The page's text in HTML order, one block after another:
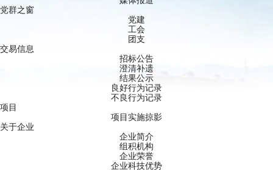
党群之窗
党建
工会
团支
交易信息
招标公告
澄清补遗
结果公示
良好行为记录
不良行为记录
项目
项目实施掠影
关于企业
企业简介
组积机构
企业荣誉
企业科技优势